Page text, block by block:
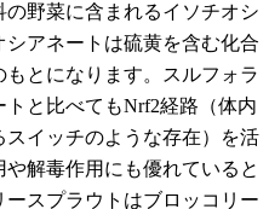
野菜に含まれるイソチオシ
アネートは硫黄を含む化合
とになります。スルフォラ
と比べてもNrf2経路（体内
イッチのような存在）を活
解毒作用にも優れていると
スプラウトはブロッコリー